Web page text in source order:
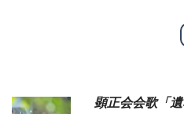
顕正会会歌「